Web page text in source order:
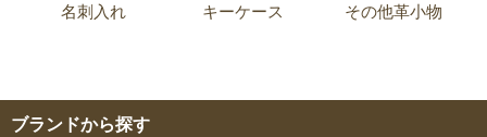
名刺入れ キーケース その他革小物
ブランドから探す